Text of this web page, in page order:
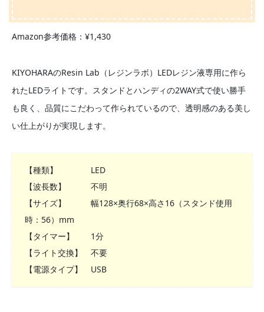
Amazon参考価格：¥1,430
KIYOHARAのResin Lab（レジンラボ）LEDレジン液専用に作ら
れたLEDライトです。スタンドとハンディの2WAY式で使い勝手
も良く、品質にこだわって作られているので、透明感のある美し
い仕上がりが実現します。
【種類】 LED
【波長数】 不明
【サイズ】 幅128×奥行68×高さ16（スタンド使用
時：56）mm
【タイマー】 1分
【ライト交換】 不要
【電源タイプ】 USB